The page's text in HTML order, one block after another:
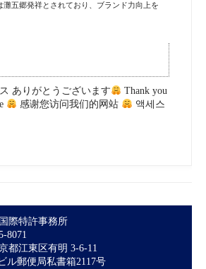
灘五郷発祥とされており、ブランド力向上を
ありがとうございます
Thank you
感谢您访问我们的网站
액세스
際特許事務所
8071
都江東区有明 3-6-11
ル郵便局私書箱2117号